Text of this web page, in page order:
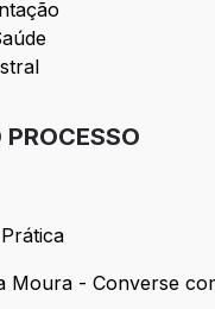
Prática
a Moura -
Moura - Converse